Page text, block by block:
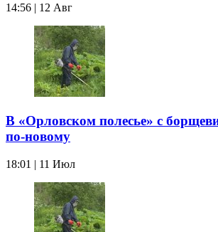
14:56 | 12 Авг
В «Орловском полесье» с
по-новому
18:01 | 11 Июл